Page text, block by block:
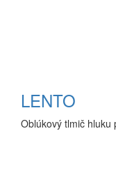
LENTO
Oblúkový tlmič hluku